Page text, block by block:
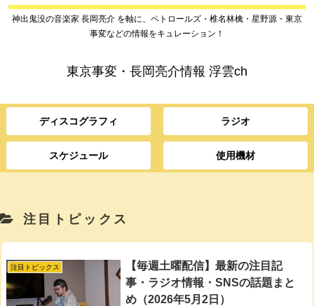
神出鬼没の音楽家 長岡亮介 を軸に、ペトロールズ・椎名林檎・星野源・東京
事変などの情報をキュレーション！
東京事変・長岡亮介情報 浮雲ch
ディスコグラフィ ラジオ
スケジュール 使用機材
注目トピックス
注目トピックス
【毎週土曜配信】最新の注目記
事・ラジオ情報・SNSの話題まと
め（2026年5月2日）